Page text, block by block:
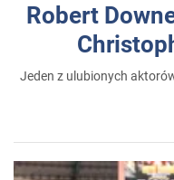
Robert
Jeden z ulubionych